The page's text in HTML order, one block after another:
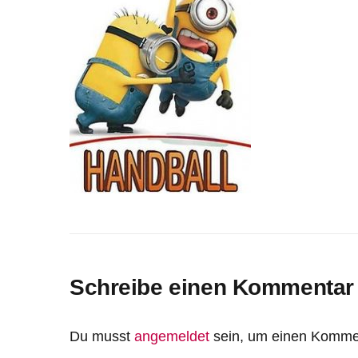
Schreibe einen Kommentar
Du musst angemeldet sein, um einen